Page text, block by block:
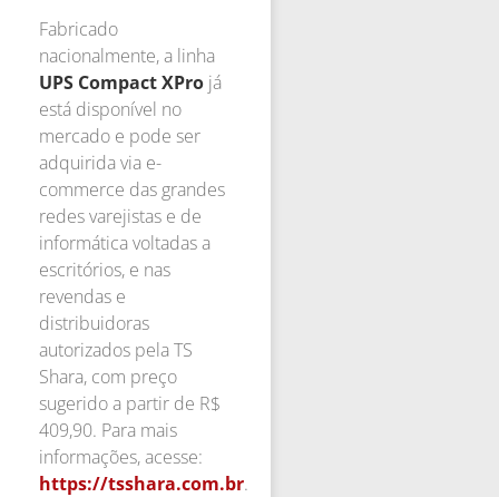
Fabricado
nacionalmente, a linha
UPS Compact XPro já
está disponível no
mercado e pode ser
adquirida via e-
commerce das grandes
redes varejistas e de
informática voltadas a
escritórios, e nas
revendas e
distribuidoras
autorizados pela TS
Shara, com preço
sugerido a partir de R$
409,90. Para mais
informações, acesse:
https://tsshara.com.br.